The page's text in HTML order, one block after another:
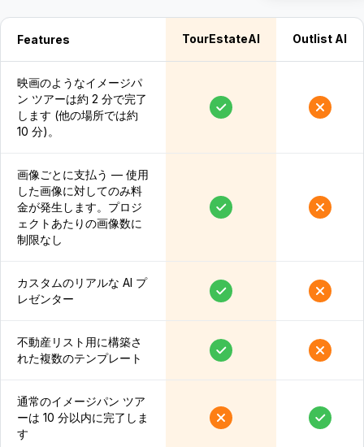
Features TourEstateAI Outlist AI
映画のようなイメージパ
ン ツアーは約 2 分で完了
します (他の場所では約
10 分)。
画像ごとに支払う — 使用
した画像に対してのみ料
金が発生します。プロジ
ェクトあたりの画像数に
制限なし
カスタムのリアルな AI プ
レゼンター
不動産リスト用に構築さ
れた複数のテンプレート
通常のイメージパン ツア
ーは 10 分以内に完了しま
す